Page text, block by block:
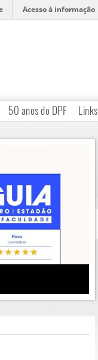
Acesso à informação
50 anos do DPF Links